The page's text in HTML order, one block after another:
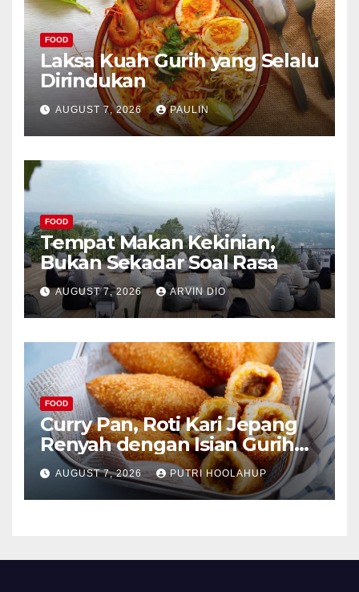
FOOD
Laksa Kuah Gurih yang Selalu
Dirindukan
AUGUST 7, 2026 PAULIN
FOOD
Tempat Makan Kekinian,
Bukan Sekadar Soal Rasa
AUGUST 7, 2026 ARVIN DIO
FOOD
Curry Pan, Roti Kari Jepang
Renyah dengan Isian Gurih
Menggoda
AUGUST 7, 2026 PUTRI HOOLAHUP